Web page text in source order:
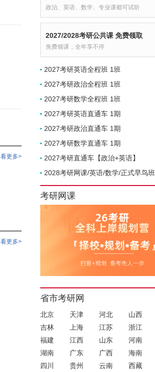
更多>
更多>
政治、英语、数学、专业课都可试听
2027/2028考研公共课 免费领取
免费领课，全年享不停
2027考研英语全程班 1班
2027考研政治全程班 1班
2027考研数学全程班 1班
2027考研英语直通车 1期
2027考研政治直通车 1期
2027考研数学直通车 1期
2027考研直通车【政治+英语】
2028考研网课/英语/数学/正式早鸟班
考研网课
省市考研网
北京 天津 河北 山西
吉林
上海 江苏 浙江
福建
江西 山东 河南
湖南
广东 广西 海南
四川
贵州 云南 西藏